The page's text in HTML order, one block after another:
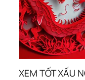
XEM TỐT XẤU